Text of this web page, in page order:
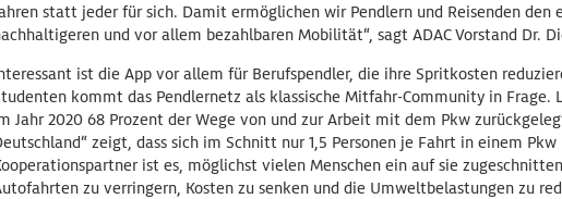
statt jeder für sich. Damit ermöglichen wir Pendlern und Reisenden den
und vor allem bezahlbaren Mobilität“, sagt ADAC Vorstand Dr.
ist die App vor allem für Berufspendler, die ihre Spritkosten
kommt das Pendlernetz als klassische Mitfahr-Community in
Jahr 2020 68 Prozent der Wege von und zur Arbeit mit dem Pkw
zeigt, dass sich im Schnitt nur 1,5 Personen je Fahrt in einem
ist es, möglichst vielen Menschen ein auf sie
zu verringern, Kosten zu senken und die Umweltbelastungen zu